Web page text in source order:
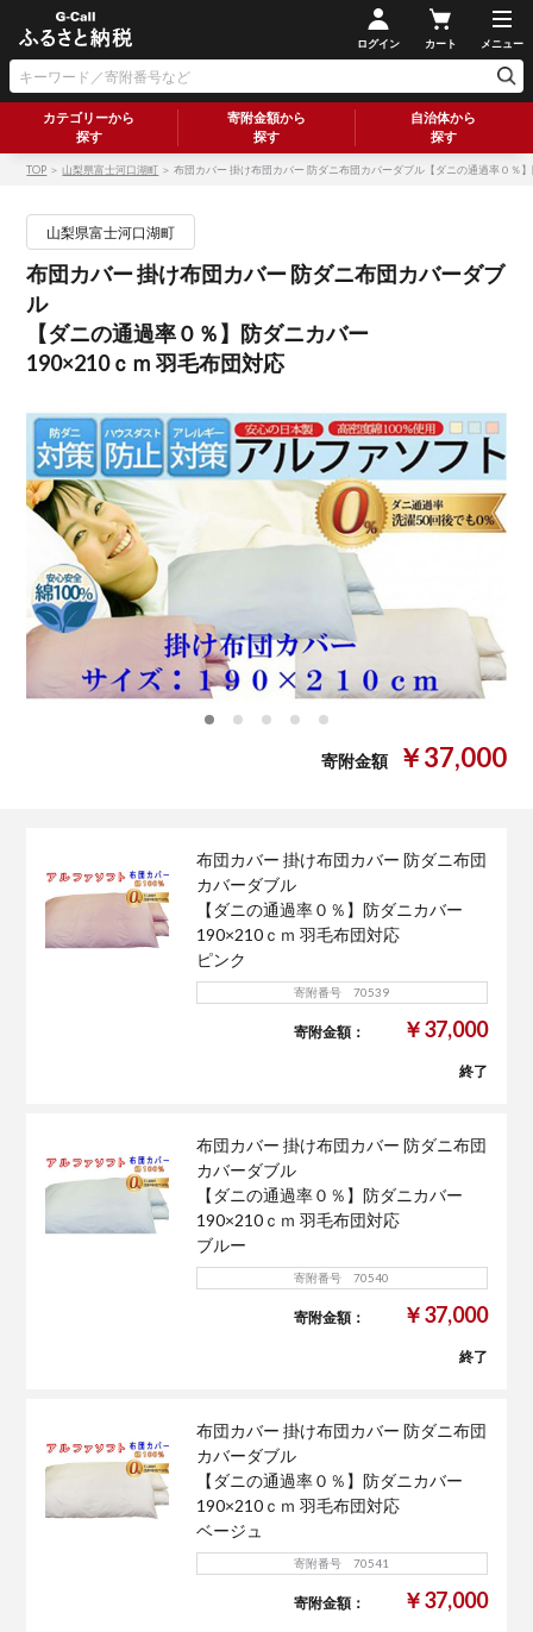
ログイン カート メニュー
カテゴリーから
探す
寄附金額から
探す
自治体から
探す
TOP ＞山梨県富士河口湖町 ＞ 布団カバー 掛け布団カバー 防ダニ布団カバーダブル【ダニの通過率０％
山梨県富士河口湖町
布団カバー 掛け布団カバー 防ダニ布団カバーダブ
ル
【ダニの通過率０％】防ダニカバー
190×210ｃｍ 羽毛布団対応
寄附金額 ￥37,000
布団カバー 掛け布団カバー 防ダニ布団
カバーダブル
【ダニの通過率０％】防ダニカバー
190×210ｃｍ 羽毛布団対応
ピンク
寄附番号 70539
寄附金額： ￥37,000
終了
布団カバー 掛け布団カバー 防ダニ布団
カバーダブル
【ダニの通過率０％】防ダニカバー
190×210ｃｍ 羽毛布団対応
ブルー
寄附番号 70540
寄附金額： ￥37,000
終了
布団カバー 掛け布団カバー 防ダニ布団
カバーダブル
【ダニの通過率０％】防ダニカバー
190×210ｃｍ 羽毛布団対応
ベージュ
寄附番号 70541
寄附金額： ￥37,000